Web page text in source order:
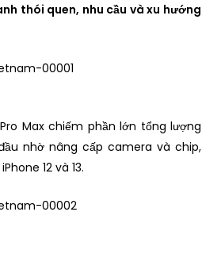
thói quen, nhu cầu và xu hướng
Max chiếm phần lớn tổng lượng
nhờ nâng cấp camera và chip,
12 và 13.